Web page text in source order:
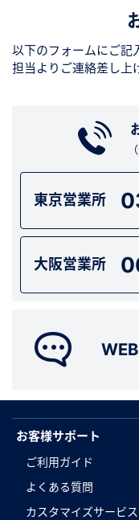
以下のフォームにご記
担当よりご連絡差し上
東京営業所
大阪営業所
お客様サポート
ご利用ガイド
よくある質問
カスタマイズサービス